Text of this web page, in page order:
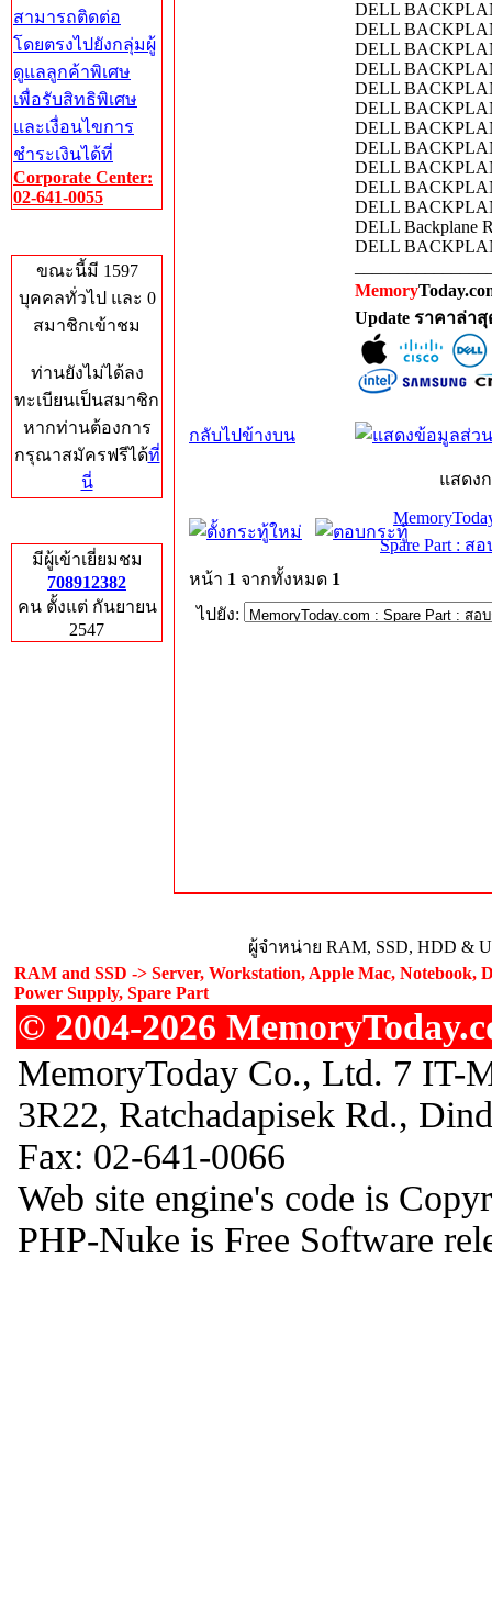
สามารถติดต่อ
โดยตรงไปยังกลุ่มผู้
ดูแลลูกค้าพิเศษ
เพื่อรับสิทธิพิเศษ
และเงื่อนไขการ
ชำระเงินได้ที่
Corporate Center:
02-641-0055
ขณะนี้มี 1597
บุคคลทั่วไป และ 0
สมาชิกเข้าชม
ท่านยังไม่ได้ลง
ทะเบียนเป็นสมาชิก
หากท่านต้องการ
กรุณาสมัครฟรีได้ที่
นี่
มีผู้เข้าเยี่ยมชม
708912382
คน ตั้งแต่ กันยายน
2547
DELL
DELL
DELL
DELL
DELL
DELL
DELL
DELL
DELL
DELL
DELL
DELL Backplane
DELL
Memory
Update ราคาล่า
กลับไปข้างบน
แสดง
Spare Part : ส
หน้า 1 จากทั้งหมด 1
ไปยัง:
ผู้จำหน่าย RAM, SSD, HDD &
RAM and SSD -> Server, Workstation, Apple Mac, Notebook,
Power Supply, Spare Part
© 2004-2026
MemoryToday Co., Ltd. 7 IT-
3R22, Ratchadapisek Rd.,
Fax: 02-641-0066
Web site engine's code is
PHP-Nuke is Free Software